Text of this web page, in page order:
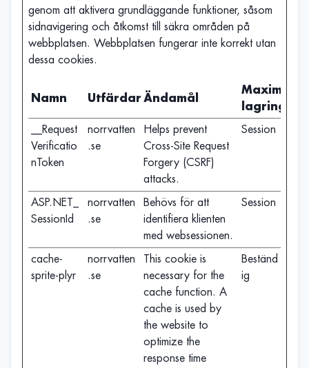
genom att aktivera grundläggande funktioner, såsom
sidnavigering och åtkomst till säkra områden på
webbplatsen. Webbplatsen fungerar inte korrekt utan
dessa cookies.
Namn UtfärdareÄndamål
Maximal
lagringstid
__Request
Verificatio
nToken
norrvatten
.se
Helps prevent
Cross-Site Request
Forgery (CSRF)
attacks.
Session
ASP.NET_
SessionId
norrvatten
.se
Behövs för att
identifiera klienten
med websessionen.
Session
cache-
sprite-plyr
norrvatten
.se
This cookie is
necessary for the
cache function. A
cache is used by
the website to
optimize the
response time
Beständ
ig